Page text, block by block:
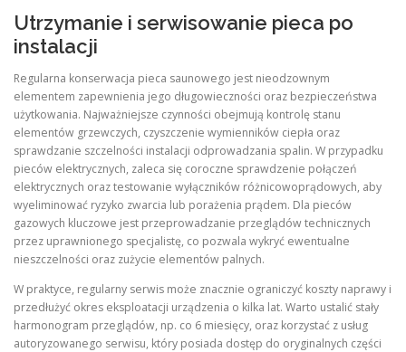
Utrzymanie i serwisowanie pieca po
instalacji
Regularna konserwacja pieca saunowego jest nieodzownym
elementem zapewnienia jego długowieczności oraz bezpieczeństwa
użytkowania. Najważniejsze czynności obejmują kontrolę stanu
elementów grzewczych, czyszczenie wymienników ciepła oraz
sprawdzanie szczelności instalacji odprowadzania spalin. W przypadku
pieców elektrycznych, zaleca się coroczne sprawdzenie połączeń
elektrycznych oraz testowanie wyłączników różnicowoprądowych, aby
wyeliminować ryzyko zwarcia lub porażenia prądem. Dla pieców
gazowych kluczowe jest przeprowadzanie przeglądów technicznych
przez uprawnionego specjalistę, co pozwala wykryć ewentualne
nieszczelności oraz zużycie elementów palnych.
W praktyce, regularny serwis może znacznie ograniczyć koszty naprawy i
przedłużyć okres eksploatacji urządzenia o kilka lat. Warto ustalić stały
harmonogram przeglądów, np. co 6 miesięcy, oraz korzystać z usług
autoryzowanego serwisu, który posiada dostęp do oryginalnych części